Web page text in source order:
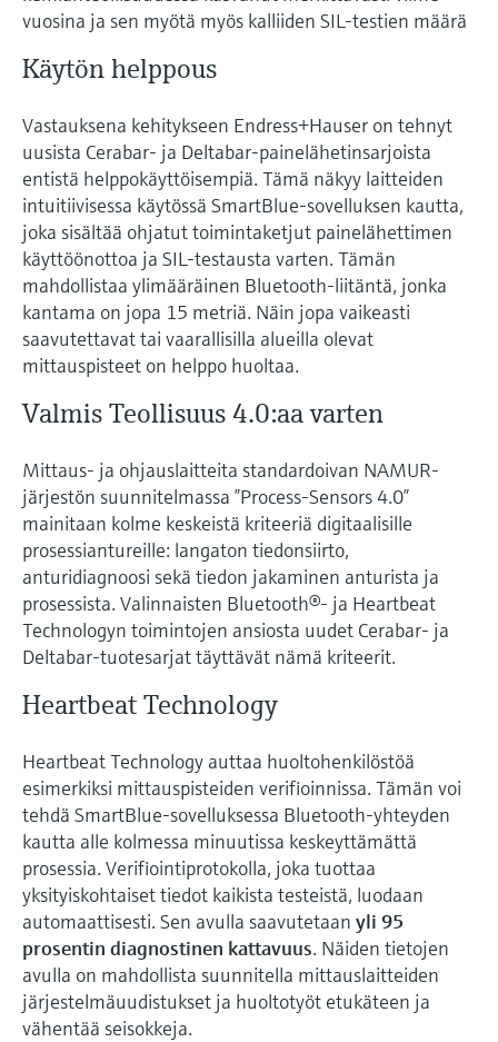
Device Viewer
dokumentaatio.
Varaosahaku
Löydä varaosat tuotteen juuren, tilauskoodin
tai sarjanumeron perusteella.
Mikroaaltomittaus
Näytä kaikki
päätöksentekoa tukevan prosessin
läpinäkyvyyden ansiosta
vuosina ja sen myötä myös kalliiden SIL-testien määrä
Käytön helppous
Vastauksena kehitykseen Endress+Hauser on tehnyt
uusista Cerabar- ja Deltabar-painelähetinsarjoista
entistä helppokäyttöisempiä. Tämä näkyy laitteiden
intuitiivisessa käytössä SmartBlue-sovelluksen kautta,
joka sisältää ohjatut toimintaketjut painelähettimen
käyttöönottoa ja SIL-testausta varten. Tämän
mahdollistaa ylimääräinen Bluetooth-liitäntä, jonka
kantama on jopa 15 metriä. Näin jopa vaikeasti
saavutettavat tai vaarallisilla alueilla olevat
mittauspisteet on helppo huoltaa.
Valmis Teollisuus 4.0:aa varten
Mittaus- ja ohjauslaitteita standardoivan NAMUR-
järjestön suunnitelmassa ”Process-Sensors 4.0”
mainitaan kolme keskeistä kriteeriä digitaalisille
prosessiantureille: langaton tiedonsiirto,
anturidiagnoosi sekä tiedon jakaminen anturista ja
prosessista. Valinnaisten Bluetooth®- ja Heartbeat
Technologyn toimintojen ansiosta uudet Cerabar- ja
Deltabar-tuotesarjat täyttävät nämä kriteerit.
Heartbeat Technology
Heartbeat Technology auttaa huoltohenkilöstöä
esimerkiksi mittauspisteiden verifioinnissa. Tämän voi
tehdä SmartBlue-sovelluksessa Bluetooth-yhteyden
kautta alle kolmessa minuutissa keskeyttämättä
prosessia. Verifiointiprotokolla, joka tuottaa
yksityiskohtaiset tiedot kaikista testeistä, luodaan
automaattisesti. Sen avulla saavutetaan yli 95
prosentin diagnostinen kattavuus. Näiden tietojen
avulla on mahdollista suunnitella mittauslaitteiden
järjestelmäuudistukset ja huoltotyöt etukäteen ja
vähentää seisokkeja.